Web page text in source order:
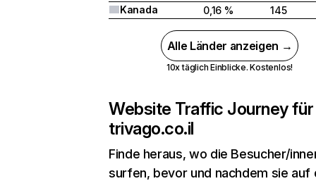
Kanada
0,16 % 145
Alle Länder anzeigen →
10x täglich Einblicke. Kostenlos!
Website Traffic Journey für
trivago.co.il
Finde heraus, wo die Besucher/
surfen, bevor und nachdem sie auf